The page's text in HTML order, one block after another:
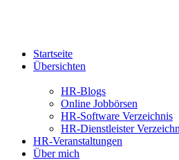
Startseite
Übersichten
HR-Blogs
Online Jobbörsen
HR-Software Verzeichnis
HR-Dienstleister
HR-Veranstaltungen
Über mich